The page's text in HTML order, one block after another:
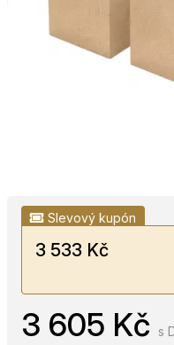
Slevový kupón
3 533 Kč
3 605 Kč s